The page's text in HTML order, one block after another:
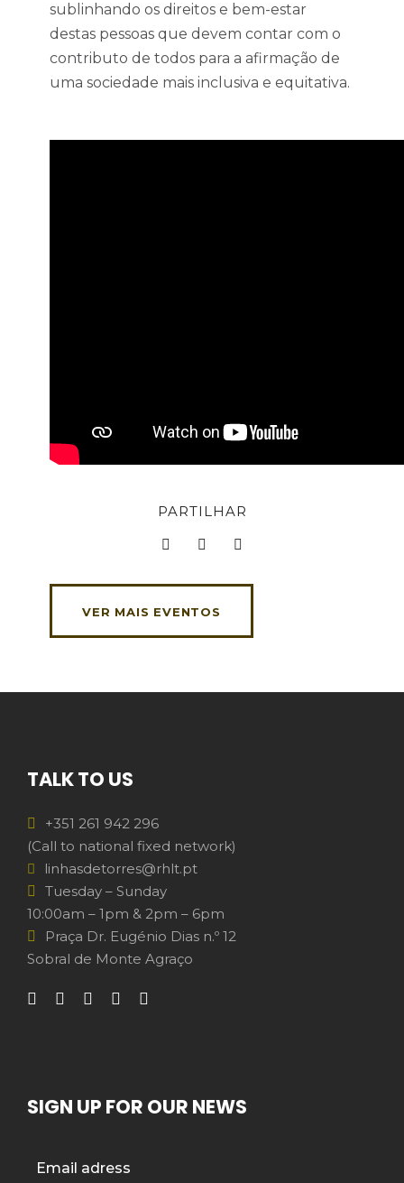
sublinhando os direitos e bem-estar
destas pessoas que devem contar com o
contributo de todos para a afirmação de
uma sociedade mais inclusiva e equitativa.
PARTILHAR
VER MAIS EVENTOS
TALK TO US
+351 261 942 296
(Call to national fixed network)
linhasdetorres@rhlt.pt
Tuesday – Sunday
10:00am – 1pm & 2pm – 6pm
Praça Dr. Eugénio Dias n.º 12
Sobral de Monte Agraço
SIGN UP FOR OUR NEWS